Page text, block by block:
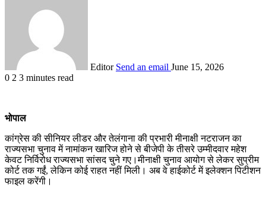
Editor Send an email June 15, 2026
0 2 3 minutes read
भोपाल
कांग्रेस की सीनियर लीडर और तेलंगाना की प्रभारी मीनाक्षी नटराजन का
राज्यसभा चुनाव में नामांकन खारिज होने से बीजेपी के तीसरे उम्मीदवार महेश
केवट निर्विरोध राज्यसभा सांसद चुने गए।मीनाक्षी चुनाव आयोग से लेकर सुप्रीम
कोर्ट तक गईं, लेकिन कोई राहत नहीं मिली। अब वे हाईकोर्ट में इलेक्शन पिटीशन
फाइल करेंगी।